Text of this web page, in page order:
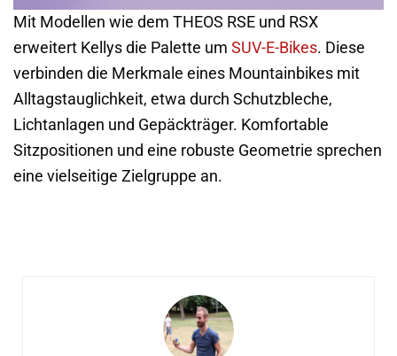
Mit Modellen wie dem THEOS RSE und RSX
erweitert Kellys die Palette um SUV-E-Bikes. Diese
verbinden die Merkmale eines Mountainbikes mit
Alltagstauglichkeit, etwa durch Schutzbleche,
Lichtanlagen und Gepäckträger. Komfortable
Sitzpositionen und eine robuste Geometrie sprechen
eine vielseitige Zielgruppe an.